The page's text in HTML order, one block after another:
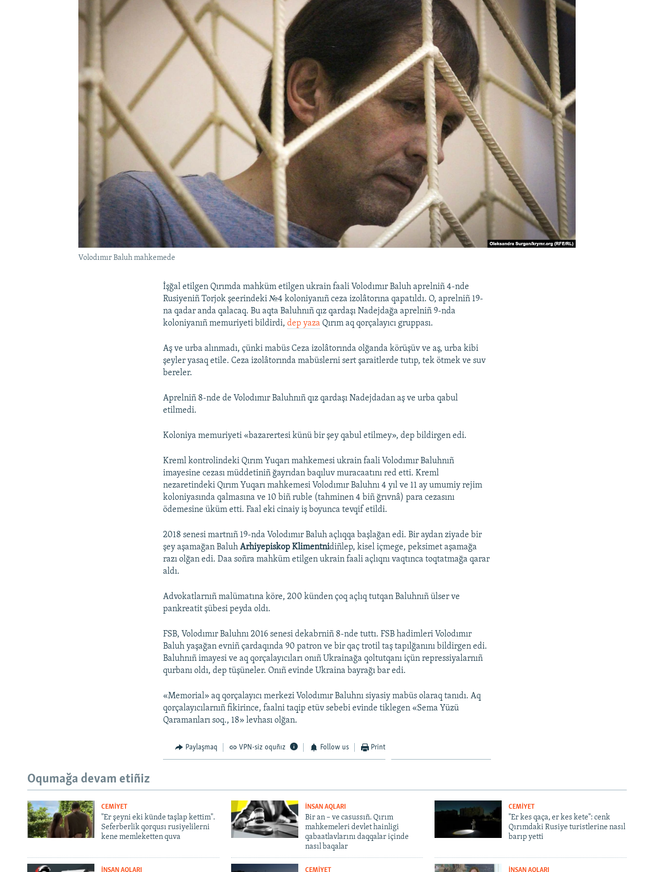
Volodımır Baluh mahkemede
İşğal etilgen Qırımda mahküm etilgen ukrain faali Volodımır Baluh aprelniñ 4-nde
Rusiyeniñ Torjok şeerindeki №4 koloniyanıñ ceza izolâtorına qapatıldı. O, aprelniñ 19-
na qadar anda qalacaq. Bu aqta Baluhnıñ qız qardaşı Nadejdağa aprelniñ 9-nda
koloniyanıñ memuriyeti bildirdi,dep yaza Qırım aq qorçalayıcı gruppası.
Aş ve urba alınmadı, çünki mabüs Ceza izolâtorında olğanda körüşüv ve aş, urba kibi
şeyler yasaq etile. Ceza izolâtorında mabüslerni sert şaraitlerde tutıp, tek ötmek ve suv
bereler.
Aprelniñ 8-nde de Volodımır Baluhnıñ qız qardaşı Nadejdadan aş ve urba qabul
etilmedi.
Koloniya memuriyeti «bazarertesi künü bir şey qabul etilmey», dep bildirgen edi.
Kreml kontrolindeki Qırım Yuqarı mahkemesi ukrain faali Volodımır Baluhnıñ
imayesine cezası müddetiniñ ğayrıdan baqıluv muracaatını red etti. Kreml
nezaretindeki Qırım Yuqarı mahkemesi Volodımır Baluhnı 4 yıl ve 11 ay umumiy rejim
koloniyasında qalmasına ve 10 biñ ruble (tahminen 4 biñ ğrıvnâ) para cezasını
ödemesine üküm etti. Faal eki cinaiy iş boyunca tevqif etildi.
2018 senesi martnıñ 19-nda Volodımır Baluh açlıqqa başlağan edi. Bir aydan ziyade bir
şey aşamağan BaluhArhiyepiskop Klimentnidiñlep, kisel içmege, peksimet aşamağa
razı olğan edi. Daa soñra mahküm etilgen ukrain faali açlıqnı vaqtınca toqtatmağa qarar
aldı.
Advokatlarnıñ malümatına köre, 200 künden çoq açlıq tutqan Baluhnıñ ülser ve
pankreatit şübesi peyda oldı.
FSB, Volodımır Baluhnı 2016 senesi dekabrniñ 8-nde tuttı. FSB hadimleri Volodımır
Baluh yaşağan evniñ çardaqında 90 patron ve bir qaç trotil taş tapılğanını bildirgen edi.
Baluhnıñ imayesi ve aq qorçalayıcıları onıñ Ukrainağa qoltutqanı içün repressiyalarnıñ
qurbanı oldı, dep tüşüneler. Onıñ evinde Ukraina bayrağı bar edi.
«Memorial» aq qorçalayıcı merkezi Volodımır Baluhnı siyasiy mabüs olaraq tanıdı. Aq
qorçalayıcılarnıñ fikirince, faalni taqip etüv sebebi evinde tiklegen «Sema Yüzü
Qaramanları soq., 18» levhası olğan.
Paylaşmaq VPN-siz oquñız Follow us Print
Oqumağa devam etiñiz
CEMİYET
"Er şeyni eki künde taşlap kettim".
Seferberlik qorqusı rusiyelilerni
kene memleketten quva
İNSAN AQLARI
Bir an – ve casussıñ. Qırım
mahkemeleri devlet hainligi
qabaatlavlarını daqqalar içinde
nasıl baqalar
CEMİYET
"Er kes qaça, er kes kete": cenk
Qırımdaki Rusiye turistlerine nasıl
barıp yetti
İNSAN AQLARI CEMİYET İNSAN AQLARI